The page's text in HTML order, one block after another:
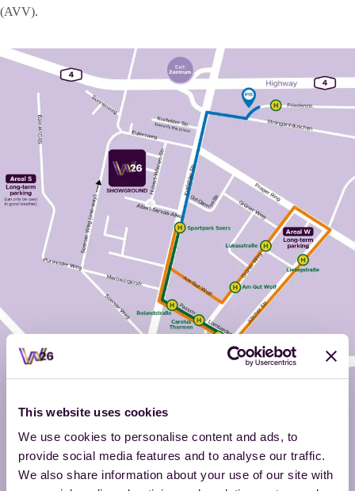
This website uses cookies
We use cookies to personalise content and ads, to
provide social media features and to analyse our traffic.
We also share information about your use of our site with
(AVV).